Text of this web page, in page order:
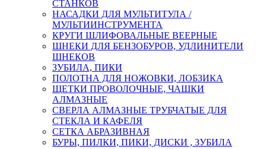
СТАНКОВ
НАСАДКИ ДЛЯ МУЛЬТИТУЛА /
МУЛЬТИИНСТРУМЕНТА
КРУГИ ШЛИФОВАЛЬНЫЕ ВЕЕРНЫЕ
ШНЕКИ ДЛЯ БЕНЗОБУРОВ, УДЛИНИТЕЛИ
ШНЕКОВ
ЗУБИЛА, ПИКИ
ПОЛОТНА ДЛЯ НОЖОВКИ, ЛОБЗИКА
ЩЕТКИ ПРОВОЛОЧНЫЕ, ЧАШКИ
АЛМАЗНЫЕ
СВЕРЛА АЛМАЗНЫЕ ТРУБЧАТЫЕ ДЛЯ
СТЕКЛА И КАФЕЛЯ
СЕТКА АБРАЗИВНАЯ
БУРЫ, ПИЛКИ, ПИКИ, ДИСКИ , ЗУБИЛА